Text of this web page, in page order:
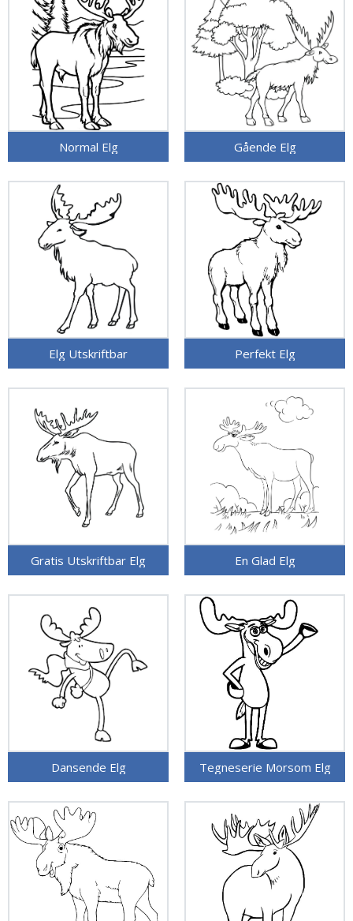
Normal Elg Gående Elg
Elg Utskriftbar Perfekt Elg
Gratis Utskriftbar Elg En Glad Elg
Dansende Elg Tegneserie Morsom Elg